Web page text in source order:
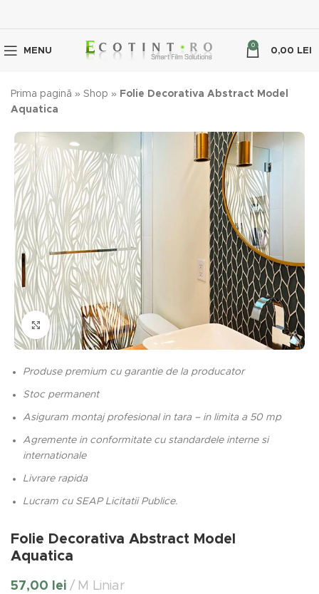
MENU
0
0,00 LEI
Prima pagină » Shop » Folie Decorativa Abstract Model
Aquatica
Click to enlarge
Produse premium cu garantie de la producator
Stoc permanent
Asiguram montaj profesional in tara – in limita a 50 mp
Agremente in conformitate cu standardele interne si
internationale
Livrare rapida
Lucram cu SEAP Licitatii Publice.
Folie Decorativa Abstract Model
Aquatica
57,00 lei M Liniar